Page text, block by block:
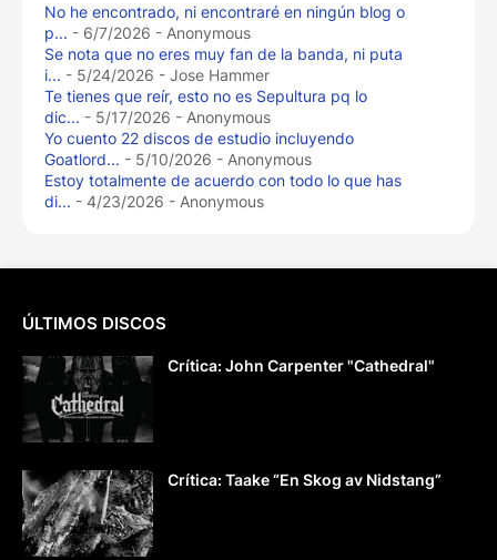
No he encontrado, ni encontraré en ningún blog o
p... - 6/7/2026 - Anonymous
Se nota que no eres muy fan de la banda, ni puta
i... - 5/24/2026 - Jose Hammer
Te tienes que reír, esto no es Sepultura pq lo
dic... - 5/17/2026 - Anonymous
Yo cuento 22 discos de estudio incluyendo
Goatlord... - 5/10/2026 - Anonymous
Estoy totalmente de acuerdo con todo lo que has
di... - 4/23/2026 - Anonymous
ÚLTIMOS DISCOS
Crítica: John Carpenter "Cathedral"
Crítica: Taake “En Skog av Nidstang”